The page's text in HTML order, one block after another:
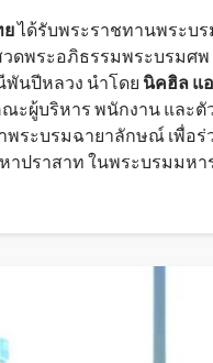
ยได้รับพระราชทานพระบ
ดพระอภิธรรมพระบรมศพ
นปีหลวง นำโดย นิคฮิล แ
ะผู้บริหาร พนักงาน และตั
าพระบรมฉายาลักษณ์ เพื่
ปราสาท ในพระบรมมหา